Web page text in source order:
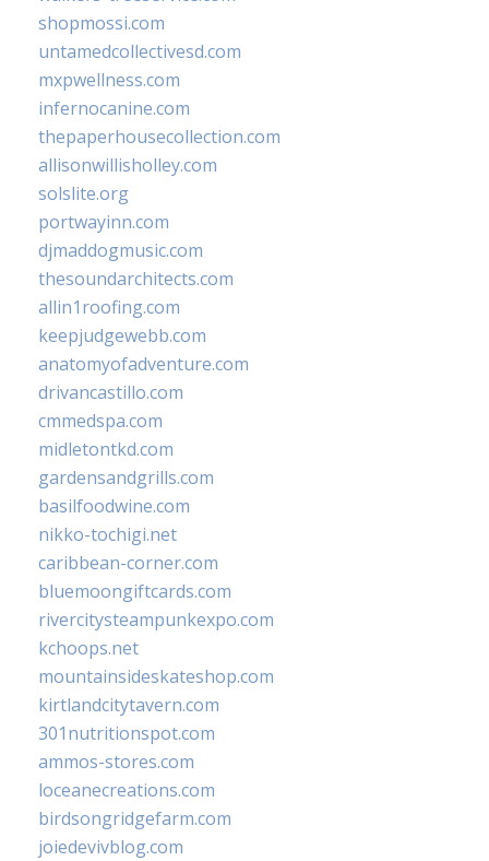
shopmossi.com
untamedcollectivesd.com
mxpwellness.com
infernocanine.com
thepaperhousecollection.com
allisonwillisholley.com
solslite.org
portwayinn.com
djmaddogmusic.com
thesoundarchitects.com
allin1roofing.com
keepjudgewebb.com
anatomyofadventure.com
drivancastillo.com
cmmedspa.com
midletontkd.com
gardensandgrills.com
basilfoodwine.com
nikko-tochigi.net
caribbean-corner.com
bluemoongiftcards.com
rivercitysteampunkexpo.com
kchoops.net
mountainsideskateshop.com
kirtlandcitytavern.com
301nutritionspot.com
ammos-stores.com
loceanecreations.com
birdsongridgefarm.com
joiedevivblog.com